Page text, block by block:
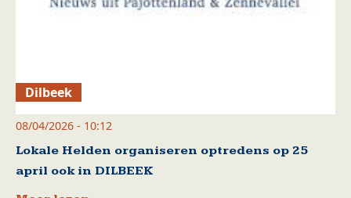
Dilbeek
08/04/2026 - 10:12
Lokale Helden organiseren optredens op 25
april ook in DILBEEK